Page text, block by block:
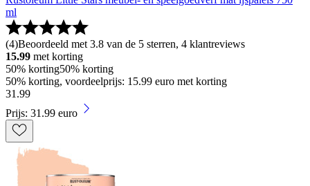
ml
(4)Beoordeeld met 3.8 van de 5 sterren, 4 klantreviews
15.99 met korting
50% korting50% korting
50% korting, voordeelprijs: 15.99 euro met korting
31 .99
Prijs: 31.99 euro